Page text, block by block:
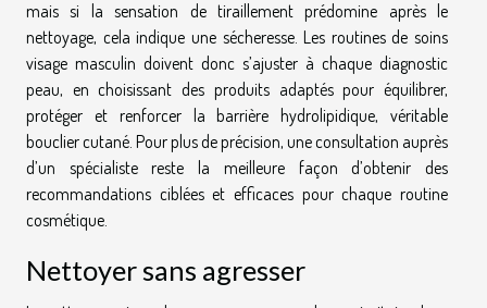
mais si la sensation de tiraillement prédomine après le
nettoyage, cela indique une sécheresse. Les routines de soins
visage masculin doivent donc s’ajuster à chaque diagnostic
peau, en choisissant des produits adaptés pour équilibrer,
protéger et renforcer la barrière hydrolipidique, véritable
bouclier cutané. Pour plus de précision, une consultation auprès
d’un spécialiste reste la meilleure façon d’obtenir des
recommandations ciblées et efficaces pour chaque routine
cosmétique.
Nettoyer sans agresser